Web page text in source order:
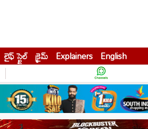
లైఫ్ స్టైల్ క్రైమ్ Explainers English